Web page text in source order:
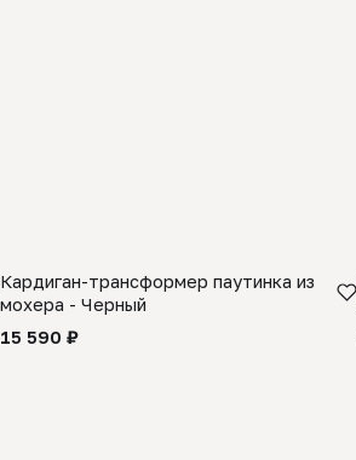
Кардиган-трансформер паутинка из
мохера - Черный
15 590 ₽